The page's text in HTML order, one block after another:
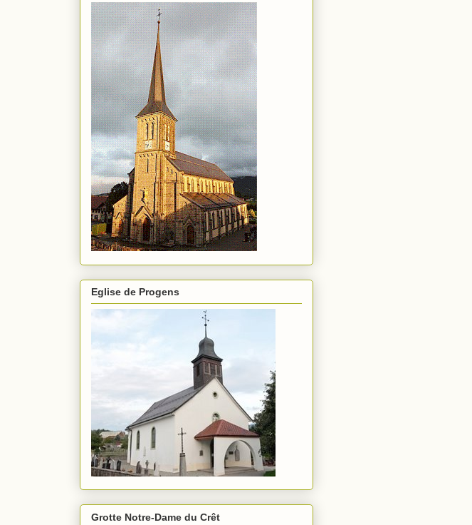
Eglise de Progens
Grotte Notre-Dame du Crêt